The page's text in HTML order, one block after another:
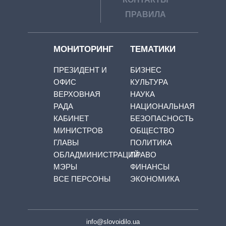
ПРАВИЛА
МОНИТОРИНГ
ПРЕЗИДЕНТ И
ОФИС
ВЕРХОВНАЯ
РАДА
КАБИНЕТ
МИНИСТРОВ
ГЛАВЫ
ОБЛАДМИНИСТРАЦИЙ
МЭРЫ
ВСЕ ПЕРСОНЫ
ТЕМАТИКИ
БИЗНЕС
КУЛЬТУРА
НАУКА
НАЦИОНАЛЬНАЯ
БЕЗОПАСНОСТЬ
ОБЩЕСТВО
ПОЛИТИКА
ПРАВО
ФИНАНСЫ
ЭКОНОМИКА
info@slovoidilo.ua